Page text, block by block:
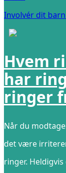
Involvér dit
Hvem
har
ringer
Når du
det være
ringer.